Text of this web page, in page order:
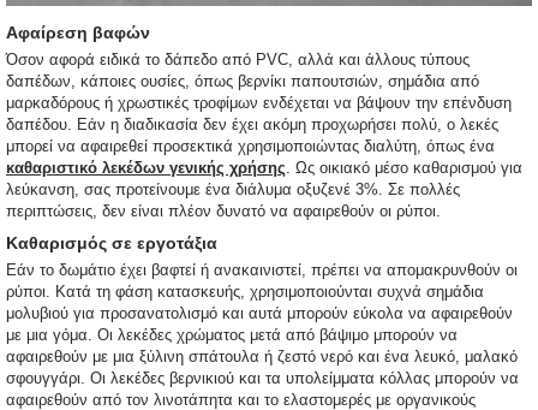
Αφαίρεση βαφών
Όσον αφορά ειδικά το δάπεδο από PVC, αλλά και άλλους τύπους
δαπέδων, κάποιες ουσίες, όπως βερνίκι παπουτσιών, σημάδια από
μαρκαδόρους ή χρωστικές τροφίμων ενδέχεται να βάψουν την επένδυση
δαπέδου. Εάν η διαδικασία δεν έχει ακόμη προχωρήσει πολύ, ο λεκές
μπορεί να αφαιρεθεί προσεκτικά χρησιμοποιώντας διαλύτη, όπως ένα
καθαριστικό λεκέδων γενικής χρήσης . Ως οικιακό μέσο καθαρισμού για
λεύκανση, σας προτείνουμε ένα διάλυμα οξυζενέ 3%. Σε πολλές
περιπτώσεις, δεν είναι πλέον δυνατό να αφαιρεθούν οι ρύποι.
Καθαρισμός σε εργοτάξια
Εάν το δωμάτιο έχει βαφτεί ή ανακαινιστεί, πρέπει να απομακρυνθούν οι
ρύποι. Κατά τη φάση κατασκευής, χρησιμοποιούνται συχνά σημάδια
μολυβιού για προσανατολισμό και αυτά μπορούν εύκολα να αφαιρεθούν
με μια γόμα. Οι λεκέδες χρώματος μετά από βάψιμο μπορούν να
αφαιρεθούν με μια ξύλινη σπάτουλα ή ζεστό νερό και ένα λευκό, μαλακό
σφουγγάρι. Οι λεκέδες βερνικιού και τα υπολείμματα κόλλας μπορούν να
αφαιρεθούν από τον λινοτάπητα και το ελαστομερές με οργανικούς